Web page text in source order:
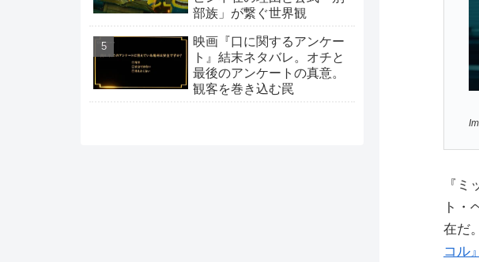
『
ト・
在だ
コル
部族」が繋ぐ世界観
映画『口に関するアンケー
ト』結末ネタバレ。オチと
最後のアンケートの真意。
観客を巻き込む罠